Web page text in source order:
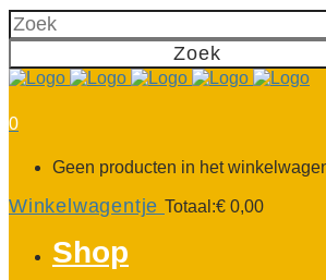
0
Geen producten in het
Winkelwagentje Totaal:€ 0,00
Shop